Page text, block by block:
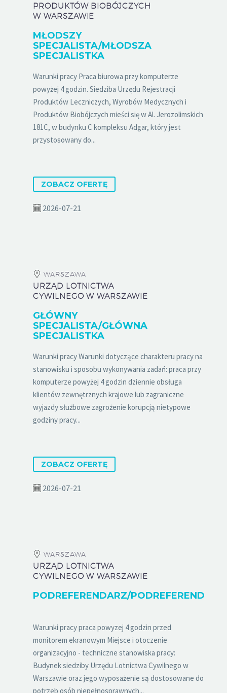
PRODUKTÓW BIOBÓJCZYCH
W WARSZAWIE
MŁODSZY
SPECJALISTA/MŁODSZA
SPECJALISTKA
Warunki pracy Praca biurowa przy komputerze
powyżej 4 godzin. Siedziba Urzędu Rejestracji
Produktów Leczniczych, Wyrobów Medycznych i
Produktów Biobójczych mieści się w Al. Jerozolimskich
181C, w budynku C kompleksu Adgar, który jest
przystosowany do...
ZOBACZ OFERTĘ
2026-07-21
WARSZAWA
URZĄD LOTNICTWA
CYWILNEGO W WARSZAWIE
GŁÓWNY
SPECJALISTA/GŁÓWNA
SPECJALISTKA
Warunki pracy Warunki dotyczące charakteru pracy na
stanowisku i sposobu wykonywania zadań: praca przy
komputerze powyżej 4 godzin dziennie obsługa
klientów zewnętrznych krajowe lub zagraniczne
wyjazdy służbowe zagrożenie korupcją nietypowe
godziny pracy...
ZOBACZ OFERTĘ
2026-07-21
WARSZAWA
URZĄD LOTNICTWA
CYWILNEGO W WARSZAWIE
PODREFERENDARZ/
Warunki pracy praca powyzej 4 godzin przed
monitorem ekranowym Miejsce i otoczenie
organizacyjno - techniczne stanowiska pracy:
Budynek siedziby Urzędu Lotnictwa Cywilnego w
Warszawie oraz jego wyposażenie są dostosowane do
potrzeb osób niepełnosprawnych...